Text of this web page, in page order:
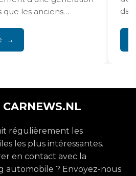
que les anciens
régulièrement les
les plus intéressantes.
en contact avec la
automobile ? Envoyez-nous